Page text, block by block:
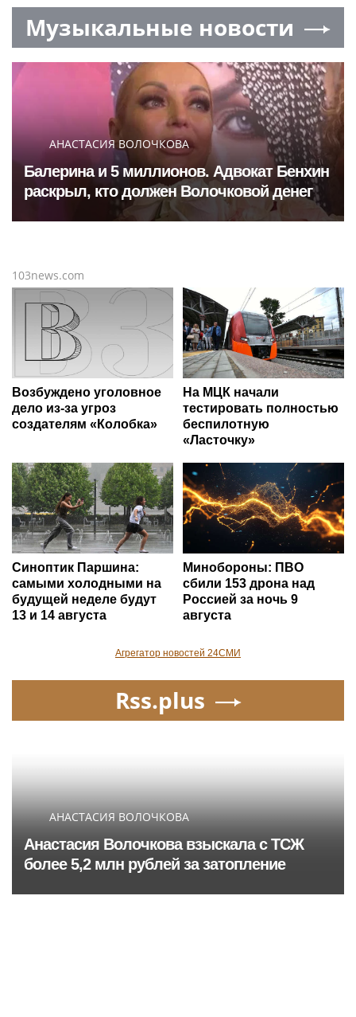
Музыкальные новости
АНАСТАСИЯ ВОЛОЧКОВА
Балерина и 5 миллионов. Адвокат Бенхин
раскрыл, кто должен Волочковой денег
103news.com
Возбуждено уголовное
дело из-за угроз
создателям «Колобка»
На МЦК начали
тестировать полностью
беспилотную
«Ласточку»
Синоптик Паршина:
самыми холодными на
будущей неделе будут
13 и 14 августа
Минобороны: ПВО
сбили 153 дрона над
Россией за ночь 9
августа
Агрегатор новостей 24СМИ
Rss.plus
АНАСТАСИЯ ВОЛОЧКОВА
Анастасия Волочкова взыскала с ТСЖ
более 5,2 млн рублей за затопление